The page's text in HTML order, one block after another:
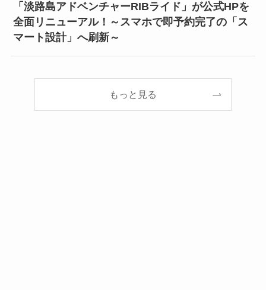
「淡路島アドベンチャーRIBライド」が公式HPを
全面リニューアル！～スマホで即予約完了の「ス
マート設計」へ刷新～
もっと見る